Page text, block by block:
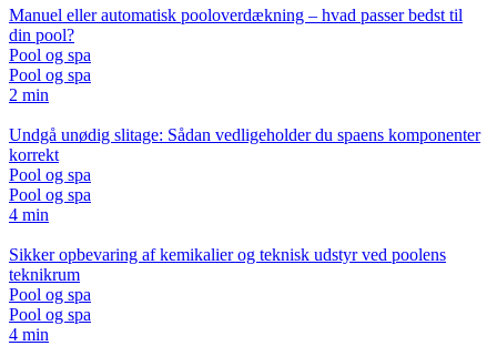
Manuel eller automatisk pooloverdækning – hvad passer bedst til
din pool?
Pool og spa
Pool og spa
2 min
Undgå unødig slitage: Sådan vedligeholder du spaens komponenter
korrekt
Pool og spa
Pool og spa
4 min
Sikker opbevaring af kemikalier og teknisk udstyr ved poolens
teknikrum
Pool og spa
Pool og spa
4 min